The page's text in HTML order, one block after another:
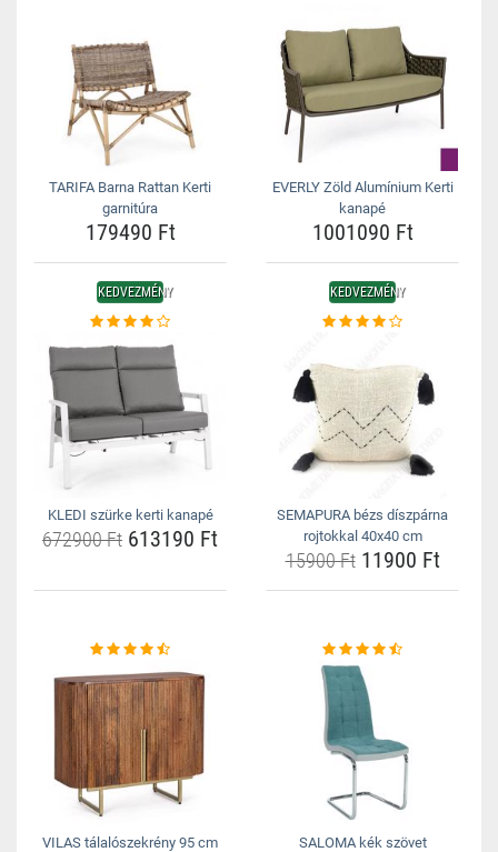
TARIFA Barna Rattan Kerti
garnitúra
179490 Ft
EVERLY Zöld Alumínium Kerti
kanapé
1001090 Ft
KEDVEZMÉNY
KLEDI szürke kerti kanapé
672900 Ft 613190 Ft
KEDVEZMÉNY
SEMAPURA bézs díszpárna
rojtokkal 40x40 cm
15900 Ft11900 Ft
VILAS tálalószekrény 95 cm
SALOMA kék szövet